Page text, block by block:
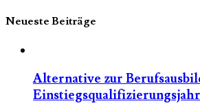
Neueste Beiträge
Alternative zur
Einstiegsqualifizierungsjahr